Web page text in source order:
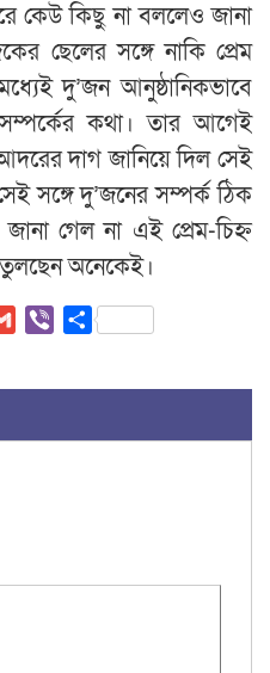
কেউ কিছু না বললেও জানা
ছেলের সঙ্গে নাকি প্রেম
দু’জন আনুষ্ঠানিকভাবে
কথা। তার আগেই
দাগ জানিয়ে দিল সেই
সঙ্গে দু’জনের সম্পর্ক ঠিক
গেল না এই প্রেম-চিহ্ন
তুলছেন অনেকেই।
Gmail ViberShare